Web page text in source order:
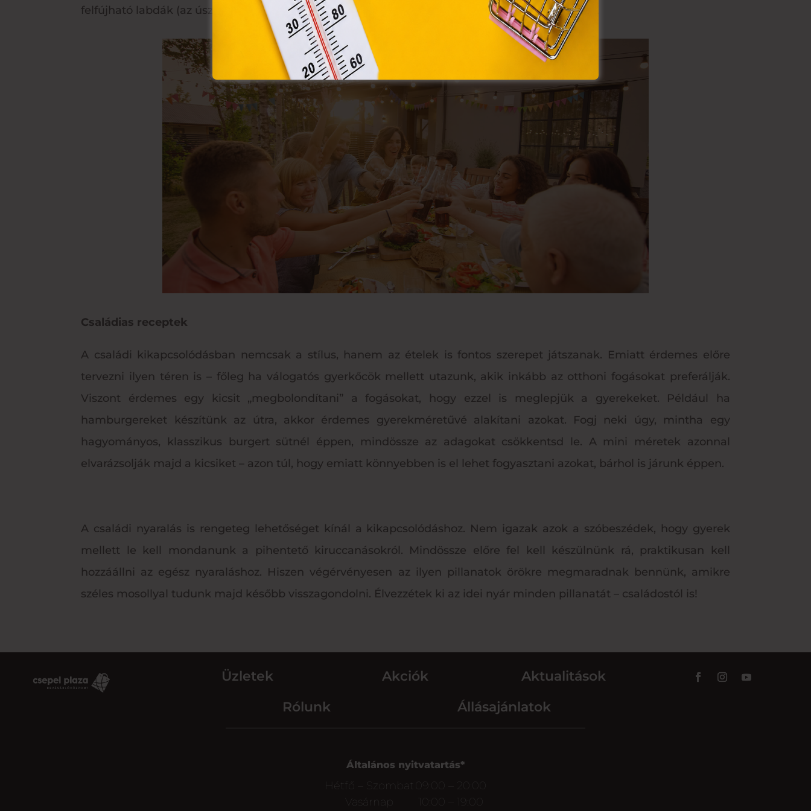
felfújható labdák (az úszógumikkal együtt) tökéletes választások lehetnek.
Családias receptek
A családi kikapcsolódásban nemcsak a stílus, hanem az ételek is fontos szerepet játszanak. Emiatt érdemes előre
tervezni ilyen téren is – főleg ha válogatós gyerkőcök mellett utazunk, akik inkább az otthoni fogásokat preferálják.
Viszont érdemes egy kicsit „megbolondítani” a fogásokat, hogy ezzel is meglepjük a gyerekeket. Például ha
hamburgereket készítünk az útra, akkor érdemes gyerekméretűvé alakítani azokat. Fogj neki úgy, mintha egy
hagyományos, klasszikus burgert sütnél éppen, mindössze az adagokat csökkentsd le. A mini méretek azonnal
elvarázsolják majd a kicsiket – azon túl, hogy emiatt könnyebben is el lehet fogyasztani azokat, bárhol is járunk éppen.
A családi nyaralás is rengeteg lehetőséget kínál a kikapcsolódáshoz. Nem igazak azok a szóbeszédek, hogy gyerek
mellett le kell mondanunk a pihentető kiruccanásokról. Mindössze előre fel kell készülnünk rá, praktikusan kell
hozzáállni az egész nyaraláshoz. Hiszen végérvényesen az ilyen pillanatok örökre megmaradnak bennünk, amikre
széles mosollyal tudunk majd később visszagondolni. Élvezzétek ki az idei nyár minden pillanatát – családostól is!
Üzletek Akciók
Aktualitások
Rólunk
Állásajánlatok
Általános nyitvatartás*
Hétfő – Szombat
09:00 – 20:00
Vasárnap
10:00 – 19:00